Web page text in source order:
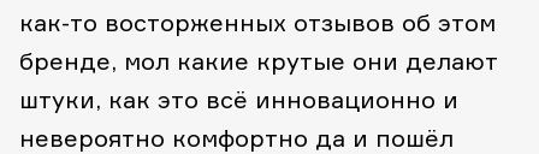
как-то восторженных отзывов об этом
бренде, мол какие крутые они делают
штуки, как это всё инновационно и
невероятно комфортно да и пошёл